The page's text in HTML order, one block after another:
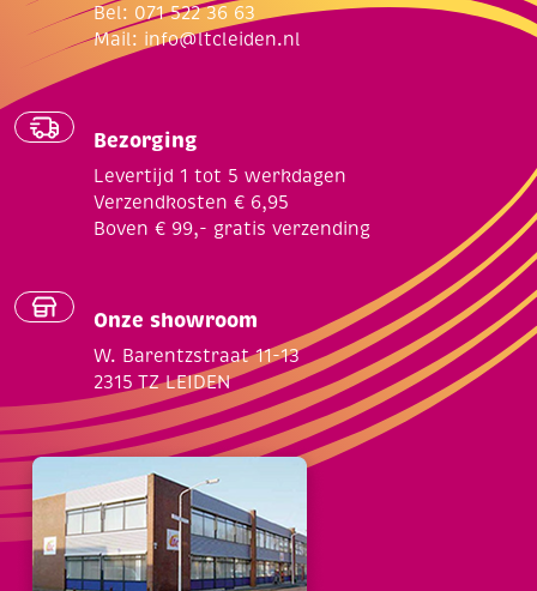
Bel: 071 522 36 63
Mail: info@ltcleiden.nl
Bezorging
Levertijd 1 tot 5 werkdagen
Verzendkosten € 6,95
Boven € 99,- gratis verzending
Onze showroom
W. Barentzstraat 11-13
2315 TZ LEIDEN